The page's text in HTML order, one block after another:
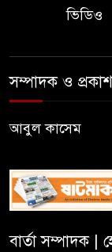
ভিডিও
সম্পাদক ও
আবুল কাসেম
বার্তা সম্পাদক |